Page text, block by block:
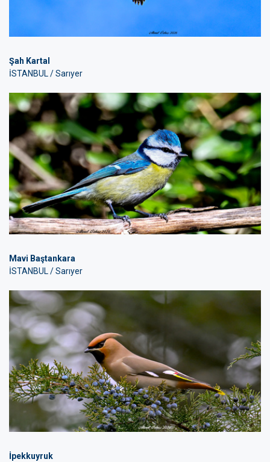
Şah Kartal
İSTANBUL / Sarıyer
Mavi Baştankara
İSTANBUL / Sarıyer
İpekkuyruk